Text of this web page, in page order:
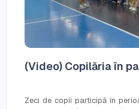
(Video) Copilăria în
Zeci de copii participă în